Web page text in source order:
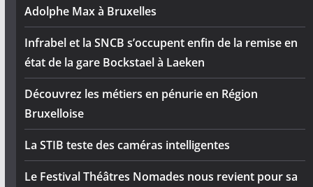
Adolphe Max à Bruxelles
Infrabel et la SNCB s’occupent enfin de la remise en
état de la gare Bockstael à Laeken
Découvrez les métiers en pénurie en Région
Bruxelloise
La STIB teste des caméras intelligentes
Le Festival Théâtres Nomades nous revient pour sa